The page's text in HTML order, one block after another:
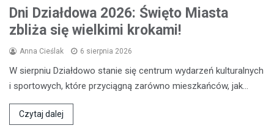
Dni Działdowa 2026: Święto Miasta
zbliża się wielkimi krokami!
Anna Cieślak 6 sierpnia 2026
W sierpniu Działdowo stanie się centrum wydarzeń kulturalnych
i sportowych, które przyciągną zarówno mieszkańców, jak…
Czytaj dalej